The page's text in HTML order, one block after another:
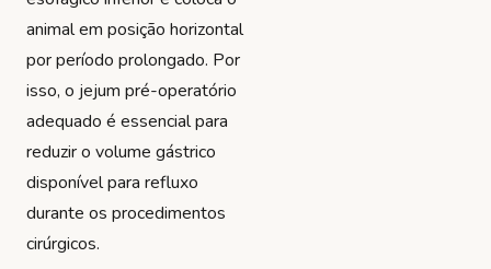
animal em posição horizontal
por período prolongado. Por
isso, o jejum pré-operatório
adequado é essencial para
reduzir o volume gástrico
disponível para refluxo
durante os procedimentos
cirúrgicos.